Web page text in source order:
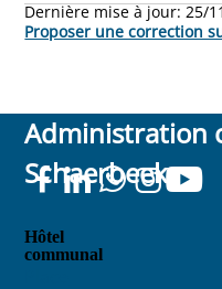
Dernière mise à jour:25/
Proposer une correction
Administration
Schaerbeek
Hôtel
communal